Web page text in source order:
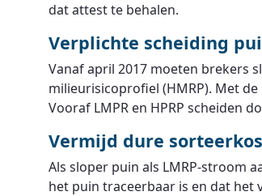
dat attest te behalen.
Verplichte scheiding
Vanaf april 2017 moeten brekers
milieurisicoprofiel (HMRP). Met
Vooraf LMPR en HPRP scheiden
Vermijd dure
Als sloper puin als LMRP-stroom
het puin traceerbaar is en dat het